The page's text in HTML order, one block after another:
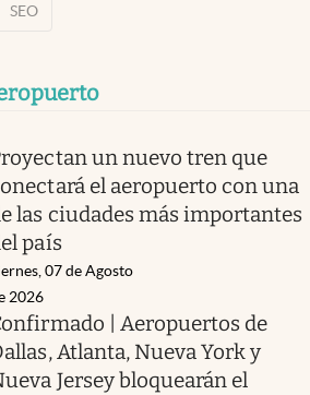
SEO
un nuevo tren que
el aeropuerto con una
las ciudades más importantes
país
07 de Agosto
2026
| Aeropuertos de
Atlanta, Nueva York y
Jersey bloquearán el